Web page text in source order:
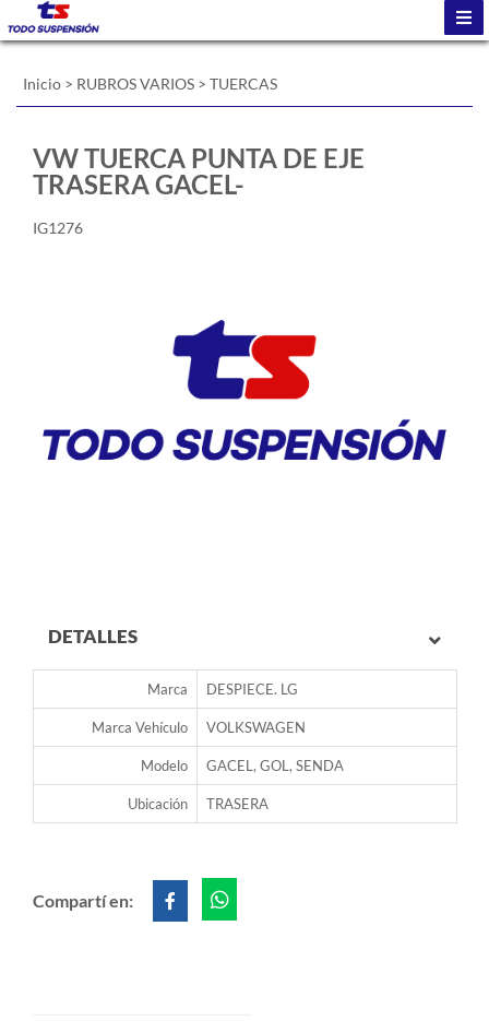
Inicio > RUBROS VARIOS > TUERCAS
VW TUERCA PUNTA DE EJE
TRASERA GACEL-
IG1276
DETALLES
Marca DESPIECE. LG
Marca Vehículo VOLKSWAGEN
Modelo GACEL, GOL, SENDA
Ubicación TRASERA
Compartí en: